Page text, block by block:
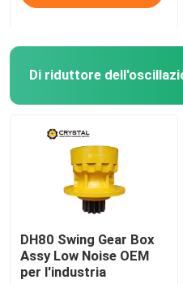
Di riduttore
DH80 Swing Gear Box
Assy Low Noise OEM
per l'industria